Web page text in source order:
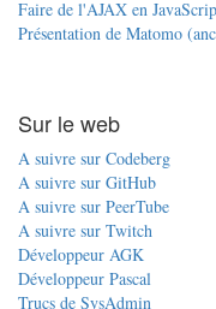
Faire de l'AJAX en
Présentation de Matomo
Sur le web
A suivre sur Codeberg
A suivre sur GitHub
A suivre sur PeerTube
A suivre sur Twitch
Développeur AGK
Développeur Pascal
Trucs de SysAdmin